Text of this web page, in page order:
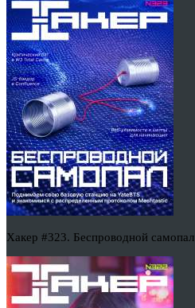
Хакер #323. Беспроводной самопал